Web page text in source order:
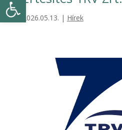
2026.05.13. | Hírek